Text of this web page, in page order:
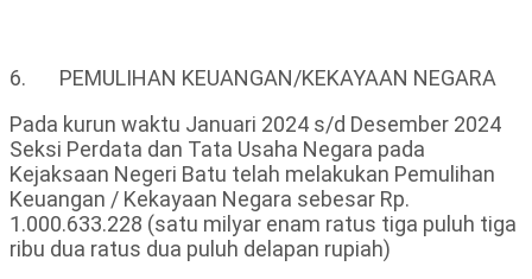
6. PEMULIHAN KEUANGAN/KEKAYAAN NEGARA
Pada kurun waktu Januari 2024 s/d Desember 2024
Seksi Perdata dan Tata Usaha Negara pada
Kejaksaan Negeri Batu telah melakukan Pemulihan
Keuangan / Kekayaan Negara sebesar Rp.
1.000.633.228 (satu milyar enam ratus tiga puluh tiga
ribu dua ratus dua puluh delapan rupiah)